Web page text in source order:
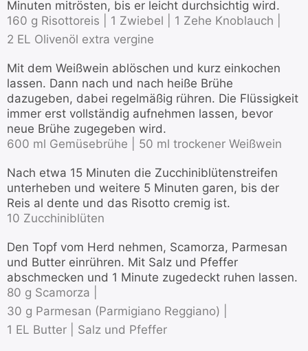
Minuten mitrösten, bis er leicht durchsichtig wird.
160 g Risottoreis |
1 Zwiebel |
1 Zehe Knoblauch |
2 EL Olivenöl extra vergine
Mit dem Weißwein ablöschen und kurz einkochen
lassen. Dann nach und nach heiße Brühe
dazugeben, dabei regelmäßig rühren. Die Flüssigkeit
immer erst vollständig aufnehmen lassen, bevor
neue Brühe zugegeben wird.
600 ml Gemüsebrühe |
50 ml trockener Weißwein
Nach etwa 15 Minuten die Zucchiniblütenstreifen
unterheben und weitere 5 Minuten garen, bis der
Reis al dente und das Risotto cremig ist.
10 Zucchiniblüten
Den Topf vom Herd nehmen, Scamorza, Parmesan
und Butter einrühren. Mit Salz und Pfeffer
abschmecken und 1 Minute zugedeckt ruhen lassen.
80 g Scamorza |
30 g Parmesan (Parmigiano Reggiano) |
1 EL Butter |
Salz und Pfeffer